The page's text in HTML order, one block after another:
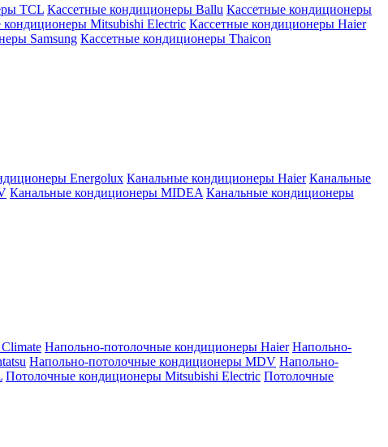
TCL Кассетные кондиционеры Ballu Кассетные кондиционеры
кондиционеры Mitsubishi Electric Кассетные кондиционеры Haier
Samsung Кассетные кондиционеры Thaicon
Energolux Канальные кондиционеры Haier Канальные
Канальные кондиционеры MIDEA Канальные кондиционеры
Напольно-потолочные кондиционеры Haier Напольно-
Напольно-потолочные кондиционеры MDV Напольно-
Потолочные кондиционеры Mitsubishi Electric Потолочные